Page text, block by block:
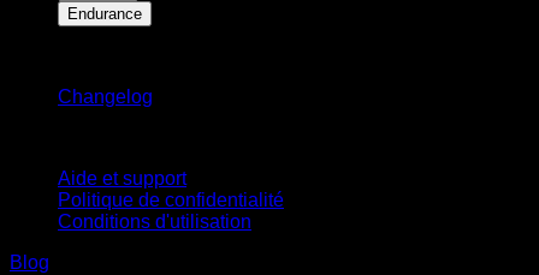
Endurance
Changelog
Aide et support
Politique de confidentialité
Conditions d'utilisation
Blog